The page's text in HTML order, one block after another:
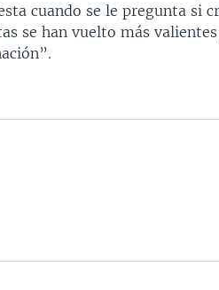
cuando se le pregunta si
se han vuelto más